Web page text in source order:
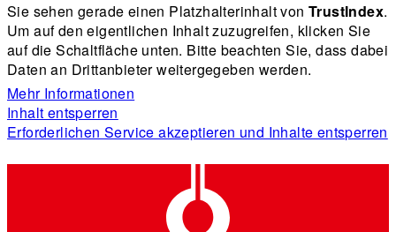
Sie sehen gerade einen Platzhalterinhalt von TrustIndex.
Um auf den eigentlichen Inhalt zuzugreifen, klicken Sie
auf die Schaltfläche unten. Bitte beachten Sie, dass dabei
Daten an Drittanbieter weitergegeben werden.
Mehr Informationen
Inhalt entsperren
Erforderlichen Service akzeptieren und Inhalte entsperren